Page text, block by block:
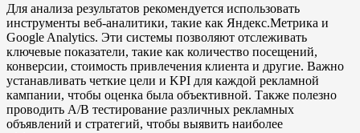
Для анализа результатов рекомендуется использовать
инструменты веб-аналитики, такие как Яндекс.Метрика и
Google Analytics. Эти системы позволяют отслеживать
ключевые показатели, такие как количество посещений,
конверсии, стоимость привлечения клиента и другие. Важно
устанавливать четкие цели и KPI для каждой рекламной
кампании, чтобы оценка была объективной. Также полезно
проводить A/B тестирование различных рекламных
объявлений и стратегий, чтобы выявить наиболее